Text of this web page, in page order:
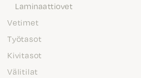
Laminaattiovet
Vetimet
Työtasot
Kivitasot
Välitilat